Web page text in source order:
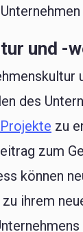
und -
des
zu
zum
können
ihrem